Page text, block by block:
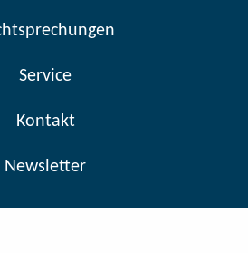
Service
Kontakt
Newsletter